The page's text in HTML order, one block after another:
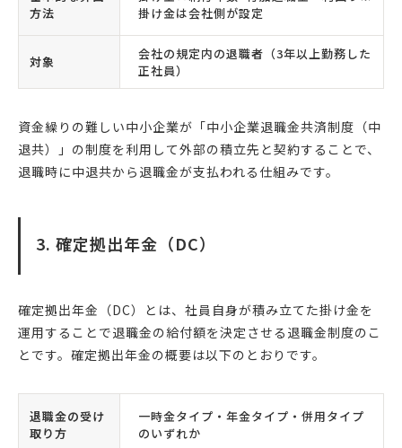
方法
掛け金は会社側が設定
対象
会社の規定内の退職者（3年以上勤務した
正社員）
資金繰りの難しい中小企業が「中小企業退職金共済制度（中
退共）」の制度を利用して外部の積立先と契約することで、
退職時に中退共から退職金が支払われる仕組みです。
3. 確定拠出年金（DC）
確定拠出年金（DC）とは、社員自身が積み立てた掛け金を
運用することで退職金の給付額を決定させる退職金制度のこ
とです。確定拠出年金の概要は以下のとおりです。
退職金の受け
取り方
一時金タイプ・年金タイプ・併用タイプ
のいずれか